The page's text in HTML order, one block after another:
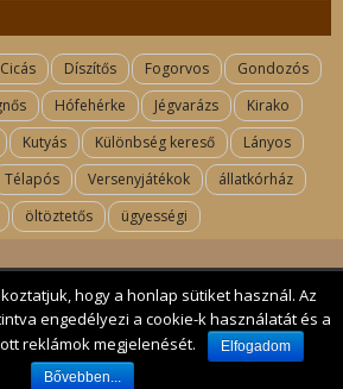
Cicás Díszítős Fogorvos
Gondozós
Hófehérke Jégvarázs
Kirako
Kutyás Különbség kereső
Lányos
Télapós Versenyjátékok
állatkórház
öltöztetős ügyességi
kutyas-jatekok.hu
hogy a honlap sütiket használ. Az
engedélyezi a cookie-k használatát és a
reklámok megjelenését.
Elfogadom
Bővebben...